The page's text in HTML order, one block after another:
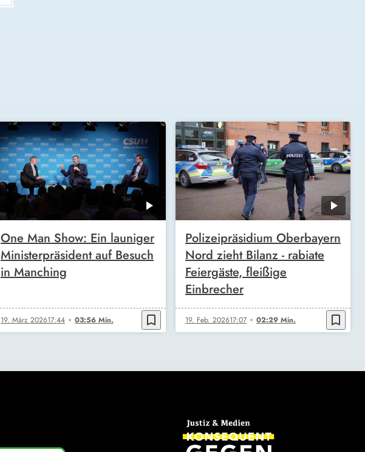
One Man Show: Ein launiger
Ministerpräsident auf Besuch
in Manching
19. März 202617:44 03:56 Min. bookmark_border
Polizeipräsidium Oberbayern
Nord zieht Bilanz - rabiate
Feiergäste, fleißige
Einbrecher
19. Feb. 202617:07 02:29 Min. bookmark_border